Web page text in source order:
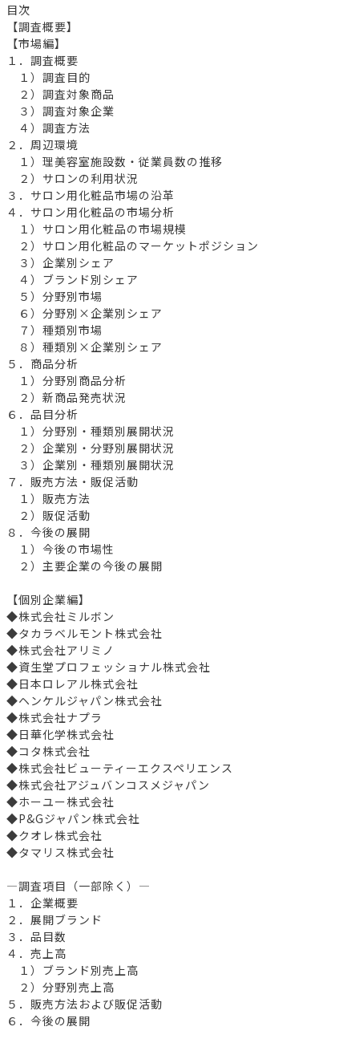
目次
【調査概要】
【市場編】
１．調査概要
１）調査目的
２）調査対象商品
３）調査対象企業
４）調査方法
２．周辺環境
１）理美容室施設数・従業員数の推移
２）サロンの利用状況
３．サロン用化粧品市場の沿革
４．サロン用化粧品の市場分析
１）サロン用化粧品の市場規模
２）サロン用化粧品のマーケットポジション
３）企業別シェア
４）ブランド別シェア
５）分野別市場
６）分野別×企業別シェア
７）種類別市場
８）種類別×企業別シェア
５．商品分析
１）分野別商品分析
２）新商品発売状況
６．品目分析
１）分野別・種類別展開状況
２）企業別・分野別展開状況
３）企業別・種類別展開状況
７．販売方法・販促活動
１）販売方法
２）販促活動
８．今後の展開
１）今後の市場性
２）主要企業の今後の展開
【個別企業編】
◆株式会社ミルボン
◆タカラベルモント株式会社
◆株式会社アリミノ
◆資生堂プロフェッショナル株式会社
◆日本ロレアル株式会社
◆ヘンケルジャパン株式会社
◆株式会社ナプラ
◆日華化学株式会社
◆コタ株式会社
◆株式会社ビューティーエクスペリエンス
◆株式会社アジュバンコスメジャパン
◆ホーユー株式会社
◆P&Gジャパン株式会社
◆クオレ株式会社
◆タマリス株式会社
―調査項目（一部除く）―
１．企業概要
２．展開ブランド
３．品目数
４．売上高
１）ブランド別売上高
２）分野別売上高
５．販売方法および販促活動
６．今後の展開